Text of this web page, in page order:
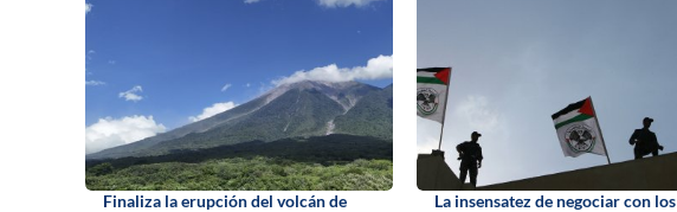
Finaliza la erupción del volcán de
La insensatez de negociar con los